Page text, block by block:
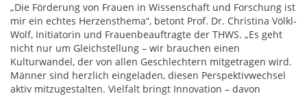
„Die Förderung von Frauen in Wissenschaft und Forschung ist
mir ein echtes Herzensthema“, betont Prof. Dr. Christina Völkl-
Wolf, Initiatorin und Frauenbeauftragte der THWS. „Es geht
nicht nur um Gleichstellung – wir brauchen einen
Kulturwandel, der von allen Geschlechtern mitgetragen wird.
Männer sind herzlich eingeladen, diesen Perspektivwechsel
aktiv mitzugestalten. Vielfalt bringt Innovation – davon